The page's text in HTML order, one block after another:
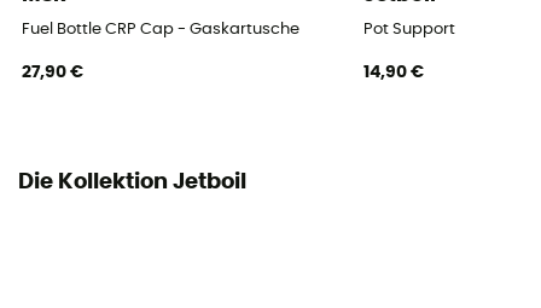
Fuel Bottle CRP Cap - Gaskartusche
27,90 €
Pot Support
14,90 €
Die Kollektion Jetboil